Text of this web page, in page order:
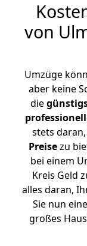
von
Umzüge
aber keine
die
stets
Preisezu
bei einem
Kreis Geld
alles daran,
Sie nun
großes